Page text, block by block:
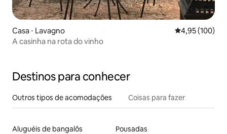
Casa ⋅ Lavagno 4,95 de uma
4,95 (100)
A casinha na rota do vinho
Destinos para conhecer
Outros tipos de acomodações Coisas para fazer
Aluguéis de bangalôs
Pousadas